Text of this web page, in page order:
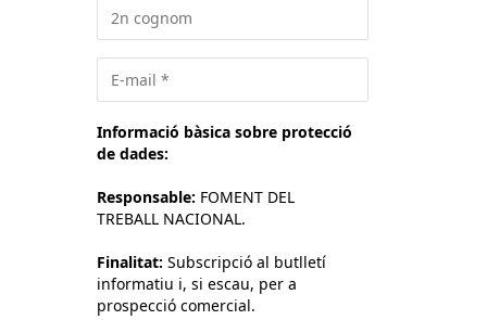
Informació bàsica sobre protecció
de dades:
Responsable: FOMENT DEL
TREBALL NACIONAL.
Finalitat: Subscripció al butlletí
informatiu i, si escau, per a
prospecció comercial.